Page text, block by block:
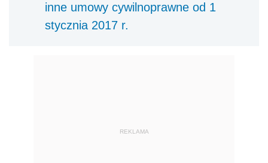
inne umowy cywilnoprawne od 1
stycznia 2017 r.
REKLAMA